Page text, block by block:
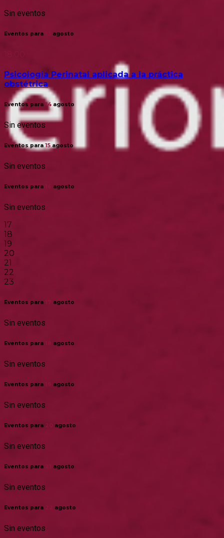
Sin eventos
Eventos para agosto
Psicología Perinatal aplicada a la práctica
obstétrica
Eventos para 14 agosto
Sin eventos
Eventos para15agosto
Sin eventos
Eventos para agosto
Sin eventos
17
18
19
20
21
22
23
Eventos para agosto
Sin eventos
Eventos para agosto
Sin eventos
Eventos para agosto
Sin eventos
Eventos para 20 agosto
Sin eventos
Eventos para agosto
Sin eventos
Eventos para agosto
Sin eventos